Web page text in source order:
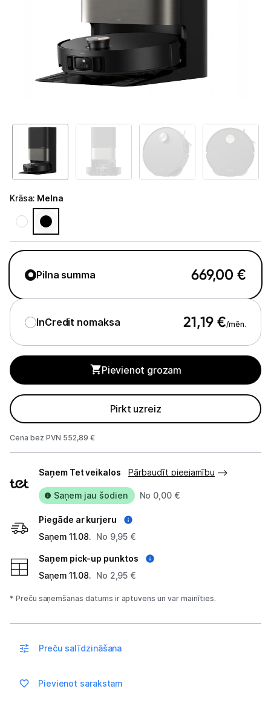
Viedierīces
Sadzīves tehnika
Mazā tehnika
Auto ledusskapji
Putekļu sūcēji
Putekļu sūcēju aksesuāri
Tīrīšanas iekārtas
Tvaika gludekļi
Tvaika tīrītāji
Kafijas pagatavošana
Mazā virtuves tehnika
Klimata iekārtas
Apģērbu kopšana
Skaistumkopšana
Ražotāju atjaunota tehnika
Vēlmju saraksts
Krāsa: Melna
Pilna summa 669,00 €
InCredit nomaksa 21,19 €/mēn.
Pievienot grozam
Pirkt uzreiz
Cena bez PVN 552,89 €
veidi
Saņem Tet veikalos Pārbaudīt pieejamību
Saņem jau šodien No 0,00 €
Piegāde ar kurjeru
Saņem 11.08. No 9,95 €
Saņem pick-up punktos
Saņem 11.08. No 2,95 €
* Preču saņemšanas datums ir aptuvens un var mainīties.
Preču salīdzināšana
Pievienot sarakstam